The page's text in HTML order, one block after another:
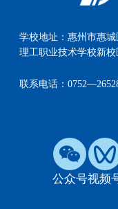
学校地址：惠州市惠城
理工职业技术学校新校
联系电话：
公众号视频